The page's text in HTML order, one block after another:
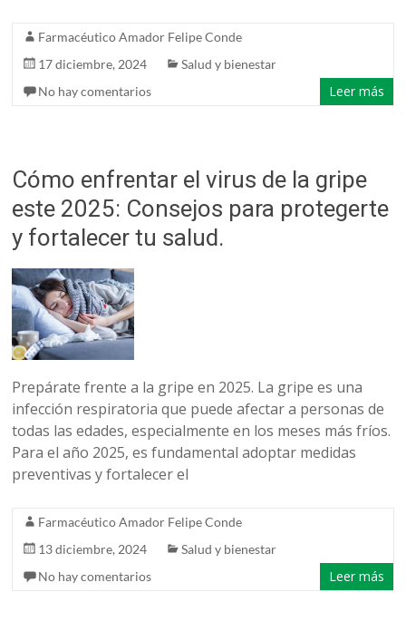
Farmacéutico Amador Felipe Conde
17 diciembre, 2024
Salud y bienestar
No hay comentarios
Leer más
Cómo enfrentar el virus de la gripe
este 2025: Consejos para protegerte
y fortalecer tu salud.
Prepárate frente a la gripe en 2025. La gripe es una
infección respiratoria que puede afectar a personas de
todas las edades, especialmente en los meses más fríos.
Para el año 2025, es fundamental adoptar medidas
preventivas y fortalecer el
Farmacéutico Amador Felipe Conde
13 diciembre, 2024
Salud y bienestar
No hay comentarios
Leer más